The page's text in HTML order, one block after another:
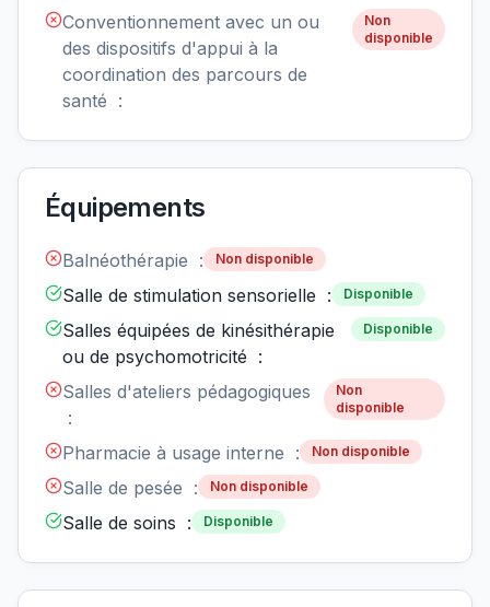
Conventionnement avec un ou
des dispositifs d'appui à la
coordination des parcours de
santé :
Non
disponible
Équipements
Balnéothérapie : Non disponible
Salle de stimulation sensorielle : Disponible
Salles équipées de kinésithérapie
ou de psychomotricité :
Disponible
Salles d'ateliers pédagogiques
:
Non
disponible
Pharmacie à usage interne : Non disponible
Salle de pesée : Non disponible
Salle de soins : Disponible